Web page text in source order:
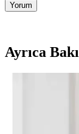
Yorum
Ayrıca
Perde ve